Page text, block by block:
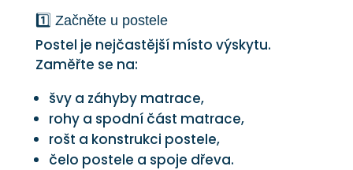
1️⃣ Začněte u postele
Postel je nejčastější místo výskytu.
Zaměřte se na:
švy a záhyby matrace,
rohy a spodní část matrace,
rošt a konstrukci postele,
čelo postele a spoje dřeva.